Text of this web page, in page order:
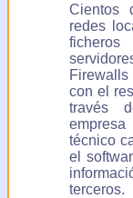
Cientos
redes
con el
través
técnico
el
terceros.